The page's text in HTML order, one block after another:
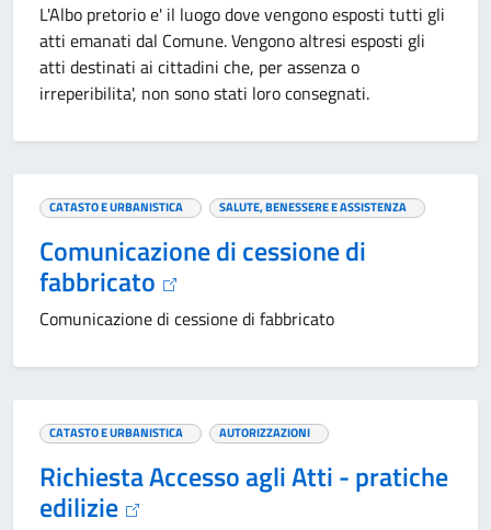
L'Albo pretorio e' il luogo dove vengono esposti tutti gli
atti emanati dal Comune. Vengono altresi esposti gli
atti destinati ai cittadini che, per assenza o
irreperibilita', non sono stati loro consegnati.
CATASTO E URBANISTICA SALUTE, BENESSERE E ASSISTENZA
Comunicazione di cessione di
fabbricato
Comunicazione di cessione di fabbricato
CATASTO E URBANISTICA AUTORIZZAZIONI
Richiesta Accesso agli Atti - pratiche
edilizie